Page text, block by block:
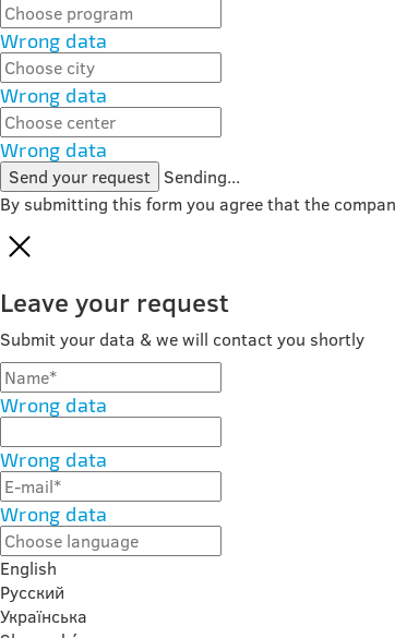
Wrong data
Wrong data
Wrong data
Send your request Sending...
By submitting this form you agree that the
Leave your request
Submit your data & we will contact you shortly
Wrong data
Wrong data
Wrong data
English
Русский
Українська